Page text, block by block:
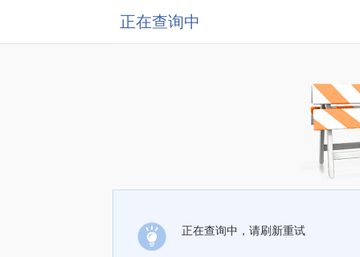
正在查询中
正在查询中，请刷新重试